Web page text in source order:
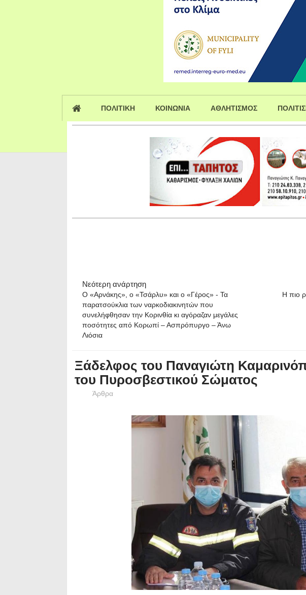
ΠΟΛΙΤΙΚΗ ΚΟΙΝΩΝΙΑ ΑΘΛΗΤΙΣΜΟΣ
Νεότερη ανάρτηση
O «Αρνάκης», o «Τσάρλυ» και ο «Γέρος» - Τα
παρατσούκλια των ναρκοδιακινητών που
συνελήφθησαν την Κορινθία κι αγόραζαν μεγάλες
ποσότητες από Κορωπί – Ασπρόπυργο – Άνω
Λιόσια
Η πιο
Ξάδελφος του Παναγιώτη
του Πυροσβεστικού Σώματος
Άρθρα